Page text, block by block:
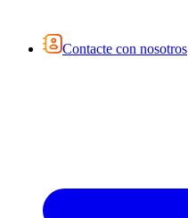
Contacte con nosotros